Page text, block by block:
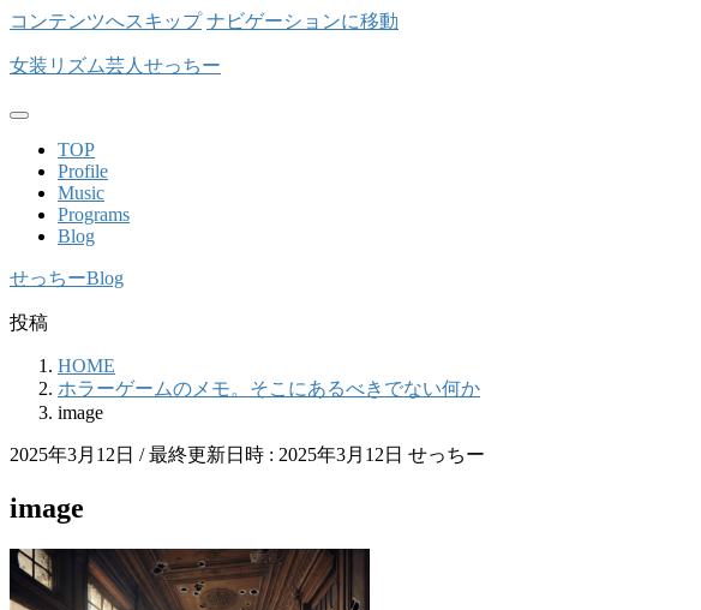
コンテンツへスキップ ナビゲーションに移動
女装リズム芸人せっちー
TOP
Profile
Music
Programs
Blog
せっちーBlog
投稿
HOME
ホラーゲームのメモ。そこにあるべきでない何か
image
2025年3月12日 / 最終更新日時 : 2025年3月12日 せっちー
image